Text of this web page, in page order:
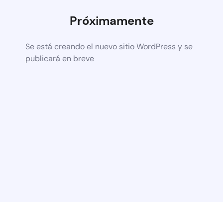
Próximamente
Se está creando el nuevo sitio WordPress y se
publicará en breve